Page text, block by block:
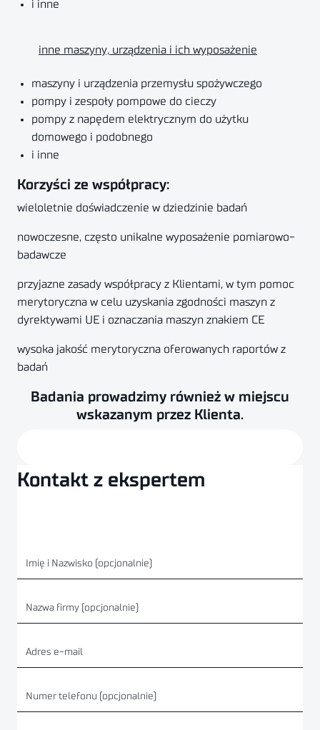
i inne
inne maszyny, urządzenia i ich wyposażenie
maszyny i urządzenia przemysłu spożywczego
pompy i zespoły pompowe do cieczy
pompy z napędem elektrycznym do użytku
domowego i podobnego
i inne
Korzyści ze współpracy:
wieloletnie doświadczenie w dziedzinie badań
nowoczesne, często unikalne wyposażenie pomiarowo-
badawcze
przyjazne zasady współpracy z Klientami, w tym pomoc
merytoryczna w celu uzyskania zgodności maszyn z
dyrektywami UE i oznaczania maszyn znakiem CE
wysoka jakość merytoryczna oferowanych raportów z
badań
Badania prowadzimy również w miejscu
wskazanym przez Klienta.
Kontakt z ekspertem